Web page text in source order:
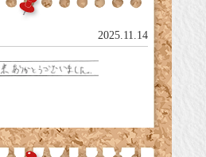
2025.11.14